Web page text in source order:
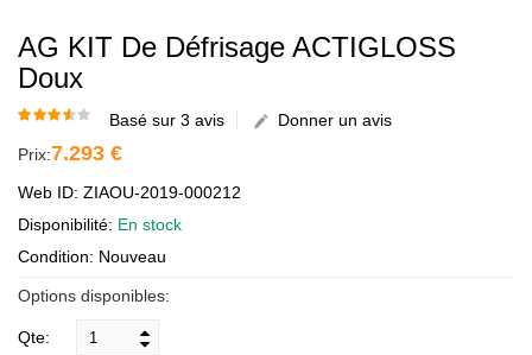
AG KIT De Défrisage ACTIGLOSS
Doux
Basé sur 3 avis
Donner un avis
Prix:7.293 €
Web ID: ZIAOU-2019-000212
Disponibilité: En stock
Condition: Nouveau
Options disponibles:
Qte: